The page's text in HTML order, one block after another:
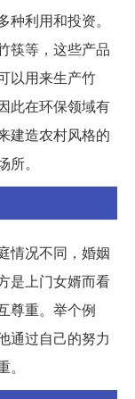
利用和投资。
筷等，这些产品
以用来生产竹
此在环保领域有
建造农村风格的
。
情况不同，婚姻
是上门女婿而看
尊重。举个例
通过自己的努力